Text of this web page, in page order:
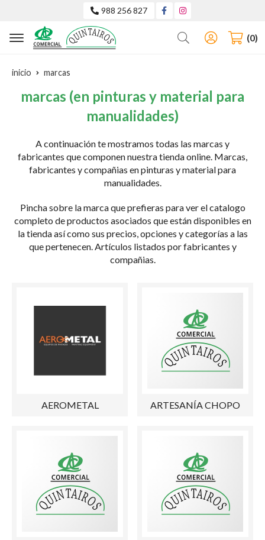
988 256 827
Buscar 0
inicio marcas
marcas (en pinturas y material para
manualidades)
A continuación te mostramos todas las marcas y
fabricantes que componen nuestra tienda online. Marcas,
fabricantes y compañias en pinturas y material para
manualidades.
Pincha sobre la marca que prefieras para ver el catalogo
completo de productos asociados que están disponibles en
la tienda así como sus precios, opciones y categorías a las
que pertenecen. Artículos listados por fabricantes y
compañias.
AEROMETAL ARTESANÍA CHOPO